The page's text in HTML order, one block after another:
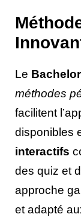
Le
méthodes
facilitent
disponibles
interactifs
des quiz et
approche
et adapté